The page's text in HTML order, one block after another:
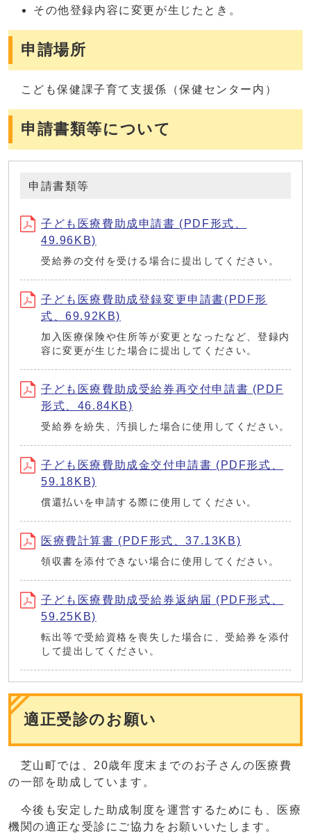
その他登録内容に変更が生じたとき。
申請場所
こども保健課子育て支援係（保健センター内）
申請書類等について
申請書類等
子ども医療費助成申請書 (PDF形式、
49.96KB)
受給券の交付を受ける場合に提出してください。
子ども医療費助成登録変更申請書(PDF形
式、69.92KB)
加入医療保険や住所等が変更となったなど、登録内
容に変更が生じた場合に提出してください。
子ども医療費助成受給券再交付申請書 (PDF
形式、46.84KB)
受給券を紛失、汚損した場合に使用してください。
子ども医療費助成金交付申請書 (PDF形式、
59.18KB)
償還払いを申請する際に使用してください。
医療費計算書 (PDF形式、37.13KB)
領収書を添付できない場合に使用してください。
子ども医療費助成受給券返納届 (PDF形式、
59.25KB)
転出等で受給資格を喪失した場合に、受給券を添付
して提出してください。
適正受診のお願い
芝山町では、20歳年度末までのお子さんの医療費
の一部を助成しています。
今後も安定した助成制度を運営するためにも、医療
機関の適正な受診にご協力をお願いいたします。